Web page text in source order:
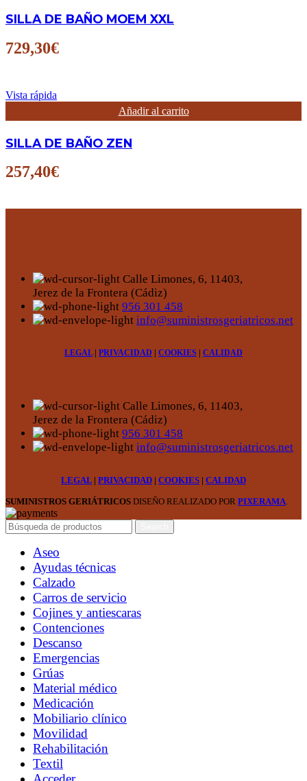
SILLA DE BAÑO MOEM XXL
729,30€
Vista rápida
Añadir al carrito
SILLA DE BAÑO ZEN
257,40€
Calle Limones, 6, 11403,
Jerez de la Frontera (Cádiz)
956 301 458
info@suministrosgeriatricos.net
LEGAL| PRIVACIDAD COOKIES CALIDAD
Calle Limones, 6, 11403,
Jerez de la Frontera (Cádiz)
956 301 458
info@suministrosgeriatricos.net
LEGAL | PRIVACIDAD | COOKIES | CALIDAD
SUMINISTROS GERIÁTRICOS DISEÑO REALIZADO POR PIXERAMA.
Aseo
Ayudas técnicas
Calzado
Carros de servicio
Cojines y antiescaras
Contenciones
Descanso
Emergencias
Grúas
Material médico
Medicación
Mobiliario clínico
Movilidad
Rehabilitación
Textil